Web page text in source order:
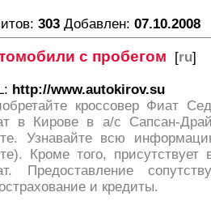
303 Добавлен: 07.10.2008
с пробегом [ru]
http://www.autokirov.su
кроссовер Фиат
в Кирове в а/с Сапсан-
Узнавайте всю
Кроме того,
Предоставление
и кредиты.